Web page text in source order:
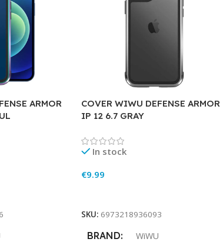
ARMOR
COVER WIWU DEFENSE ARMOR
IP 12 6.7 GRAY
In stock
€9.99
SKU: 6973218936093
BRAND WiWU